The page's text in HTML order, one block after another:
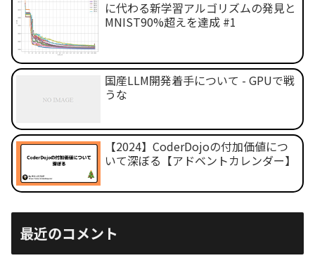
に代わる新学習アルゴリズムの発見と
MNIST90%超えを達成 #1
国産LLM開発着手について - GPUで戦
うな
【2024】CoderDojoの付加価値につ
いて深ぼる【アドベントカレンダー】
最近のコメント